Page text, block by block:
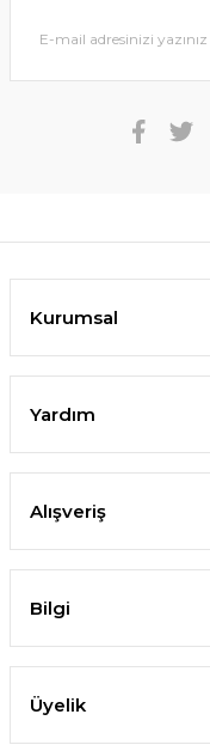
Kurumsal
Yardım
Alışveriş
Bilgi
Üyelik